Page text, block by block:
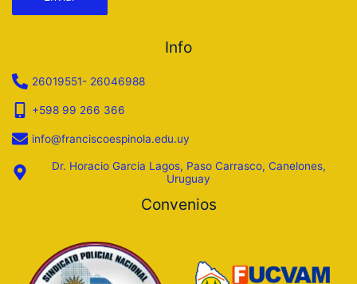
Info
26019551- 26046988
+598 99 266 366
info@franciscoespinola.edu.uy
Dr. Horacio Garcia Lagos, Paso Carrasco, Canelones,
Uruguay
Convenios